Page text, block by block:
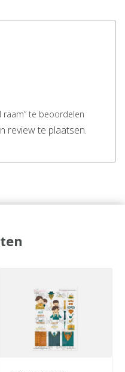
raam” te beoordelen
review te plaatsen.